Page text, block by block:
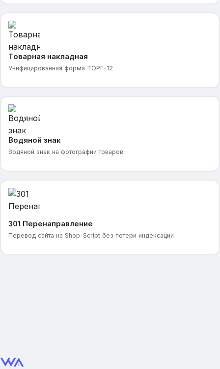
Товарная накладная
Унифицированная форма ТОРГ-12
Водяной знак
Водяной знак на фотографии товаров
301 Перенаправление
Перевод сайта на Shop-Script без потери индексации